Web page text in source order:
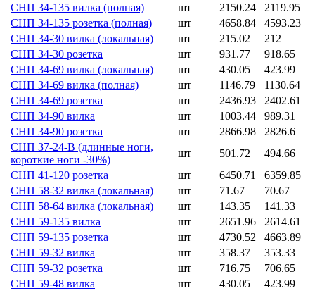
СНП 34-135 вилка (полная)
шт 2150.24
2119.95
СНП 34-135 розетка (полная)
шт 4658.84
4593.23
СНП 34-30 вилка (локальная)
шт 215.02
212
СНП 34-30 розетка
шт 931.77
918.65
СНП 34-69 вилка (локальная)
шт 430.05
423.99
СНП 34-69 вилка (полная)
шт 1146.79
1130.64
СНП 34-69 розетка
шт 2436.93
2402.61
СНП 34-90 вилка
шт 1003.44
989.31
СНП 34-90 розетка
шт 2866.98
2826.6
СНП 37-24-В (длинные ноги,
короткие ноги -30%)
шт 501.72
494.66
СНП 41-120 розетка
шт 6450.71
6359.85
СНП 58-32 вилка (локальная)
шт 71.67
70.67
СНП 58-64 вилка (локальная)
шт 143.35
141.33
СНП 59-135 вилка
шт 2651.96
2614.61
СНП 59-135 розетка
шт 4730.52
4663.89
СНП 59-32 вилка
шт 358.37
353.33
СНП 59-32 розетка
шт 716.75
706.65
СНП 59-48 вилка
шт 430.05
423.99